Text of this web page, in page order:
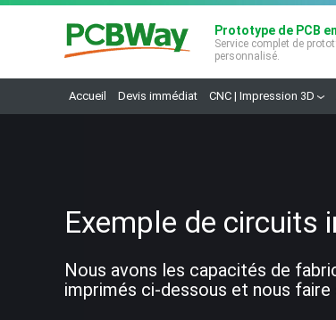
Prototype de PCB
Service complet de
personnalisé.
Accueil Devis immédiat CNC | Impression 3D
Exemple de circuits
Nous avons les capacités de
imprimés ci-dessous et nous